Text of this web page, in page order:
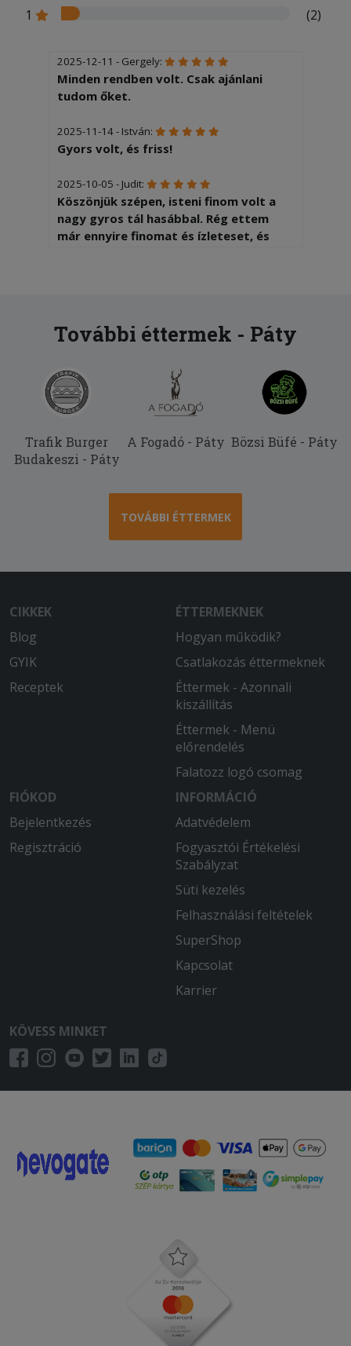
1
(2)
2025-12-11 - Gergely:
Minden rendben volt. Csak ajánlani
tudom őket.
2025-11-14 - István:
Gyors volt, és friss!
2025-10-05 - Judit:
Köszönjük szépen, isteni finom volt a
nagy gyros tál hasábbal. Rég ettem
már ennyire finomat és ízleteset, és
Kivàlo pizza. Kicsit a kiszállítás lehetne
gyorsabb de még belefér...
További éttermek - Páty
Trafik Burger
Budakeszi - Páty
A Fogadó - Páty Bözsi Büfé - Páty
TOVÁBBI ÉTTERMEK
CIKKEK
Blog
GYIK
Receptek
ÉTTERMEKNEK
Hogyan működik?
Csatlakozás éttermeknek
Éttermek - Azonnali
kiszállítás
Éttermek - Menü
előrendelés
Falatozz logó csomag
FIÓKOD
Bejelentkezés
Regisztráció
INFORMÁCIÓ
Adatvédelem
Fogyasztói Értékelési
Szabályzat
Süti kezelés
Felhasználási feltételek
SuperShop
Kapcsolat
Karrier
KÖVESS MINKET